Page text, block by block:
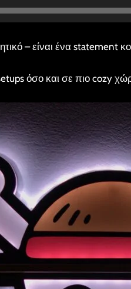
– είναι ένα
όσο και σε πιο cozy